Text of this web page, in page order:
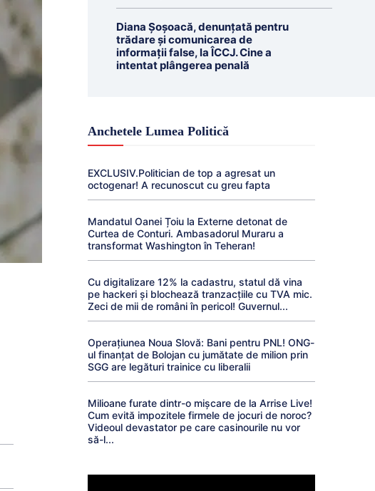
Diana Șoșoacă, denunțată pentru
trădare și comunicarea de
informații false, la ÎCCJ. Cine a
intentat plângerea penală
Anchetele Lumea Politică
EXCLUSIV.Politician de top a agresat un
octogenar! A recunoscut cu greu fapta
Mandatul Oanei Țoiu la Externe detonat de
Curtea de Conturi. Ambasadorul Muraru a
transformat Washington în Teheran!
Cu digitalizare 12% la cadastru, statul dă vina
pe hackeri și blochează tranzacțiile cu TVA mic.
Zeci de mii de români în pericol! Guvernul...
Operațiunea Noua Slovă: Bani pentru PNL! ONG-
ul finanțat de Bolojan cu jumătate de milion prin
SGG are legături trainice cu liberalii
Milioane furate dintr-o mișcare de la Arrise Live!
Cum evită impozitele firmele de jocuri de noroc?
Videoul devastator pe care casinourile nu vor
să-l...